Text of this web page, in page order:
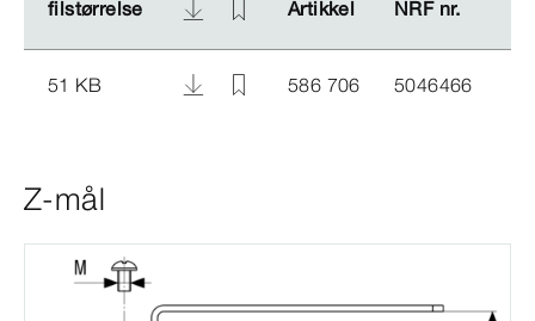
filstørrelse Artikkel NRF nr.
filstørrelse Artikkel NRF nr.
51 KB 586 706 5046466
Z-mål